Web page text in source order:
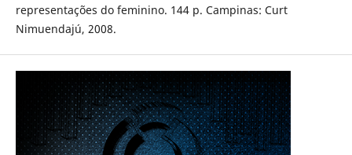
representações do feminino. 144 p. Campinas: Curt
Nimuendajú, 2008.